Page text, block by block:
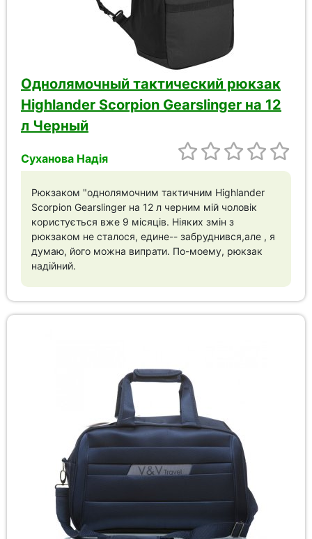
Однолямочный тактический рюкзак
Highlander Scorpion Gearslinger на 12
л Черный
Суханова Надія
Рюкзаком "однолямочним тактичним Highlander
Scorpion Gearslinger на 12 л черним мій чоловік
користується вже 9 місяців. Ніяких змін з
рюкзаком не сталося, едине-- забруднився,але , я
думаю, його можна випрати. По-моему, рюкзак
надійний.